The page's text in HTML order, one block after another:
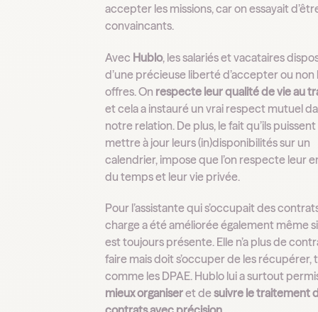
accepter les missions, car on essayait
convaincants.
Avec Hublo, les salariés et vacataires
d’une précieuse liberté d’accepter ou non
offres. On respecte leur qualité de vie au
et cela a instauré un vrai respect mutuel
notre relation. De plus, le fait qu’ils puissent
mettre à jour leurs (in)disponibilités sur un
calendrier, impose que l’on respecte leur
du temps et leur vie privée.
Pour l’assistante qui s’occupait des
charge a été améliorée également même
est toujours présente. Elle n’a plus de
faire mais doit s’occuper de les récupérer,
comme les DPAE. Hublo lui a surtout
mieux organiseret desuivre le traitement